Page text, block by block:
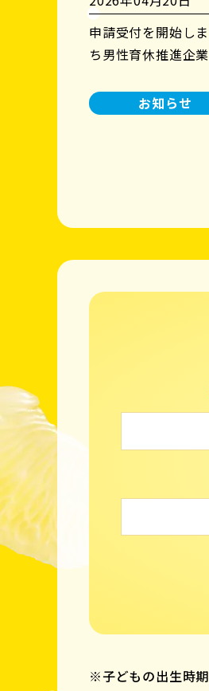
申請受付を開始し
ち男性育休推進企
お知らせ
※子どもの出生時